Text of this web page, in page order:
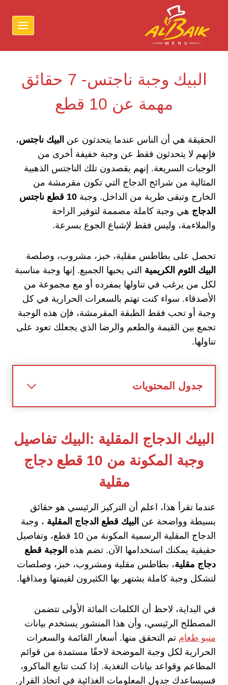
المحتوى
البيك وجبة ناجتس- 7 حقائق
مهمة عن 10 قطع
الحقيقة هي أن الناس عندما يتحدثون عن البيك ناجتس،
فإنهم لا يتحدثون فقط عن وجبة خفيفة أخرى من
الوجبات السريعة. إنهم يقصدون تلك الناجتس الذهبية
المثالية من شرائح الدجاج التي تكون مقرمشة من
الخارج وتبقى طرية من الداخل. وجبة
10 قطع ناجتس
الدجاج هي وجبة كاملة مصممة لتوفير الراحة
والملاءمة، وليس فقط لإشباع الجوع بسرعة.
تحصل على بطاطس مقلية، خبز، مشروب، وصلصة
البيك الثوم الكريمية التي يحبها الجميع. إنها وجبة مناسبة
لكل من يرغب في تناولها بمفرده أو مع مجموعة من
الأصدقاء. سواء كنت تهتم بالسعرات الحرارية في كل
وجبة أو تحب فقط الطبقة المقرمشة، فإن هذه الوجبة
تجمع بين القيمة والطعم والرضا الذي يجعلك تعود على
تناولها.
جدول المحتويات
البيك الدجاج المقلية :البيك تفاصيل
وجبة المكونة من 10 قطع دجاج
مقلية
عندما تقرأ هذا، اعلم أن التركيز الرئيسي هو حقائق
بسيطة وواضحة عن البيك قطع الدجاج المقلية ، وجبة
الدجاج المقلية الرسمية المكونة من 10 قطع، وتفاصيل
حقيقية يمكنك استخدامها الآن. تضم هذه الوجبة قطع
دجاج مقلية، بطاطس مقلية ومشروب، خبز، وصلصات
لتشكل وجبة كاملة يشتهر بها الكثيرون لقيمتها ومذاقها.
في البداية، لاحظ أن الكلمات المائة الأولى تتضمن
المصطلح الرئيسي، وأن هذا المنشور يستخدم بيانات
منيو طعام تم التحقق منها. أسعار القائمة والسعرات
الحرارية لكل وجبة الموضحة لاحقًا مستمدة من قوائم
المطاعم وقواعد بيانات التغذية. إذا كنت تتابع الماكرو،
فسيساعدك جدول المعلومات الغذائية في اتخاذ القرار.